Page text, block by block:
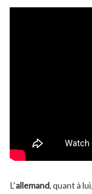
L’allemand, quant à